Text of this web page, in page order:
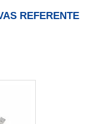
REFERENTE